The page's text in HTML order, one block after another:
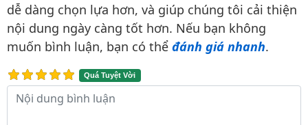
dễ dàng chọn lựa hơn, và giúp chúng tôi cải thiện
nội dung ngày càng tốt hơn. Nếu bạn không
muốn bình luận, bạn có thể đánh giá nhanh.
Quá Tuyệt Vời
Nội dung bình luận